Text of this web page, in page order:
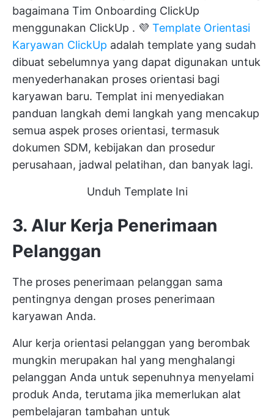
bagaimana Tim Onboarding ClickUp
menggunakan ClickUp . 💜 Template Orientasi
Karyawan ClickUp adalah template yang sudah
dibuat sebelumnya yang dapat digunakan untuk
menyederhanakan proses orientasi bagi
karyawan baru. Templat ini menyediakan
panduan langkah demi langkah yang mencakup
semua aspek proses orientasi, termasuk
dokumen SDM, kebijakan dan prosedur
perusahaan, jadwal pelatihan, dan banyak lagi.
Unduh Template Ini
3. Alur Kerja Penerimaan
Pelanggan
The proses penerimaan pelanggan sama
pentingnya dengan proses penerimaan
karyawan Anda.
Alur kerja orientasi pelanggan yang berombak
mungkin merupakan hal yang menghalangi
pelanggan Anda untuk sepenuhnya menyelami
produk Anda, terutama jika memerlukan alat
pembelajaran tambahan untuk